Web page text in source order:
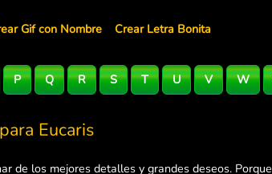
Gif con Nombre Crear Letra Bonita
P Q R S T U V W
Eucaris
de los mejores detalles y grandes deseos. Porque